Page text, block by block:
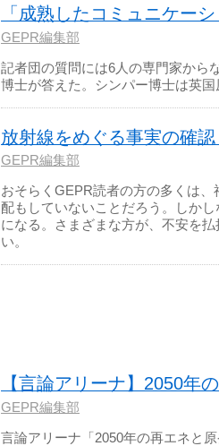
「成熟したコミュニケー
GEPR編集部
記者団の質問には6人の専門家から
博士が答えた。シンパー博士は英
放射線をめぐる事実の確
GEPR編集部
おそらくGEPR読者の方の多くは
配もしていないことだろう。しか
になる。さまざまな方が、不安を
い。
【言論アリーナ】2050年
GEPR編集部
言論アリーナ「2050年の再エネと